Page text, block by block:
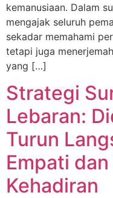
kemanusiaan. Dalam
mengajak seluruh
sekadar memahami
tetapi juga
yang […]
Strategi
Lebaran:
Turun
Empati
Kehadiran